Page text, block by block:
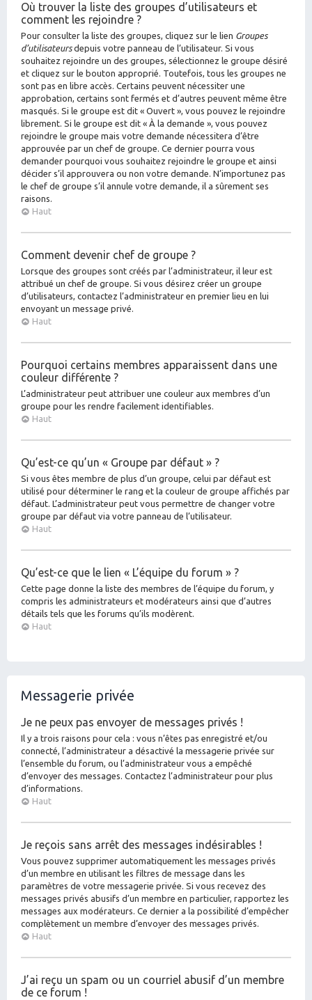
Où trouver la liste des groupes d’utilisateurs et
comment les rejoindre ?
Pour consulter la liste des groupes, cliquez sur le lien Groupes
d’utilisateursdepuis votre panneau de l’utilisateur. Si vous
souhaitez rejoindre un des groupes, sélectionnez le groupe désiré
et cliquez sur le bouton approprié. Toutefois, tous les groupes ne
sont pas en libre accès. Certains peuvent nécessiter une
approbation, certains sont fermés et d’autres peuvent même être
masqués. Si le groupe est dit « Ouvert », vous pouvez le rejoindre
librement. Si le groupe est dit « À la demande », vous pouvez
rejoindre le groupe mais votre demande nécessitera d’être
approuvée par un chef de groupe. Ce dernier pourra vous
demander pourquoi vous souhaitez rejoindre le groupe et ainsi
décider s’il approuvera ou non votre demande. N’importunez pas
le chef de groupe s’il annule votre demande, il a sûrement ses
raisons.
Haut
Comment devenir chef de groupe ?
Lorsque des groupes sont créés par l’administrateur, il leur est
attribué un chef de groupe. Si vous désirez créer un groupe
d’utilisateurs, contactez l’administrateur en premier lieu en lui
envoyant un message privé.
Haut
Pourquoi certains membres apparaissent dans une
couleur différente ?
L’administrateur peut attribuer une couleur aux membres d’un
groupe pour les rendre facilement identifiables.
Haut
Qu’est-ce qu’un « Groupe par défaut » ?
Si vous êtes membre de plus d’un groupe, celui par défaut est
utilisé pour déterminer le rang et la couleur de groupe affichés par
défaut. L’administrateur peut vous permettre de changer votre
groupe par défaut via votre panneau de l’utilisateur.
Haut
Qu’est-ce que le lien « L’équipe du forum » ?
Cette page donne la liste des membres de l’équipe du forum, y
compris les administrateurs et modérateurs ainsi que d’autres
détails tels que les forums qu’ils modèrent.
Haut
Messagerie privée
Je ne peux pas envoyer de messages privés !
Il y a trois raisons pour cela : vous n’êtes pas enregistré et/ou
connecté, l’administrateur a désactivé la messagerie privée sur
l’ensemble du forum, ou l’administrateur vous a empêché
d’envoyer des messages. Contactez l’administrateur pour plus
d’informations.
Haut
Je reçois sans arrêt des messages indésirables !
Vous pouvez supprimer automatiquement les messages privés
d’un membre en utilisant les filtres de message dans les
paramètres de votre messagerie privée. Si vous recevez des
messages privés abusifs d’un membre en particulier, rapportez les
messages aux modérateurs. Ce dernier a la possibilité d’empêcher
complètement un membre d’envoyer des messages privés.
Haut
J’ai reçu un spam ou un courriel abusif d’un membre
de ce forum !